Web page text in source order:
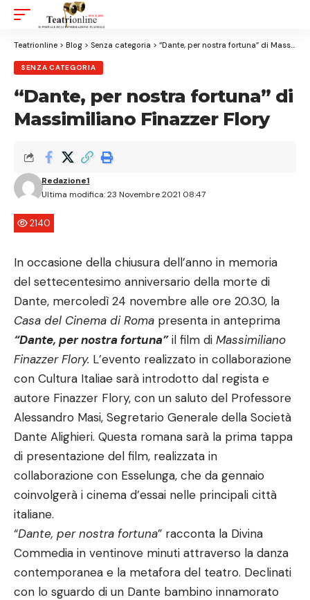
Resizer
Teatrionline > Blog > Senza categoria > “Dante, per nostra fortuna” di Massimiliano Finazzer Flory
SENZA CATEGORIA
“Dante, per nostra fortuna” di
Massimiliano Finazzer Flory
Ultima modifica: 23 Novembre 2021 08:47
Redazione1
2140
In occasione della chiusura dell’anno in memoria
del settecentesimo anniversario della morte di
Dante, mercoledì 24 novembre alle ore 20.30, la
Casa del Cinema di Roma presenta in anteprima
“Dante, per nostra fortuna” il film di Massimiliano
Finazzer Flory. L’evento realizzato in collaborazione
con Cultura Italiae sarà introdotto dal regista e
autore Finazzer Flory, con un saluto del Professore
Alessandro Masi, Segretario Generale della Società
Dante Alighieri. Questa romana sarà la prima tappa
di presentazione del film, realizzata in
collaborazione con Esselunga, che da gennaio
coinvolgerà i cinema d’essai nelle principali città
italiane.
“Dante, per nostra fortuna” racconta la Divina
Commedia in ventinove minuti attraverso la danza
contemporanea e la metafora del teatro. Declinati
con lo sguardo di un Dante bambino innamorato